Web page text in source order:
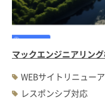
マックエンジニアリン
WEBサイトリニュー
レスポンシブ対応